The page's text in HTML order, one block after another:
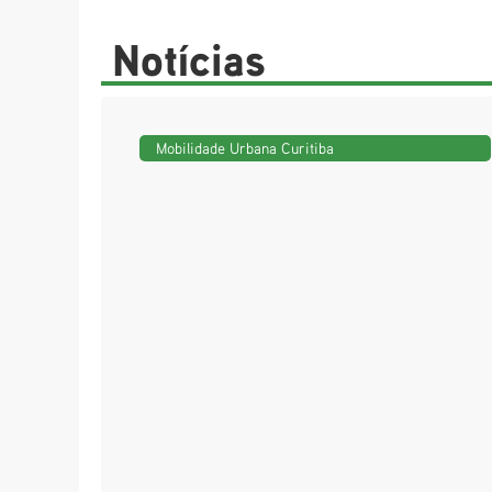
Notícias
Mobilidade Urbana Curitiba